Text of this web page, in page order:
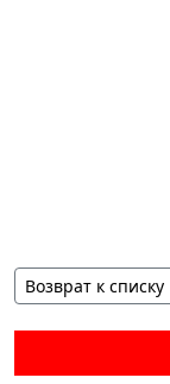
Возврат к списку